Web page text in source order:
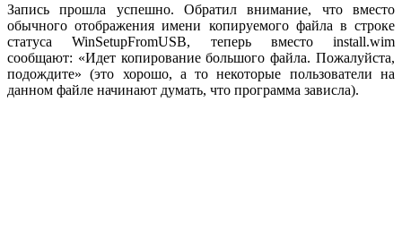
Запись прошла успешно. Обратил внимание, что вместо
обычного отображения имени копируемого файла в строке
статуса WinSetupFromUSB, теперь вместо install.wim
сообщают: «Идет копирование большого файла. Пожалуйста,
подождите» (это хорошо, а то некоторые пользователи на
данном файле начинают думать, что программа зависла).